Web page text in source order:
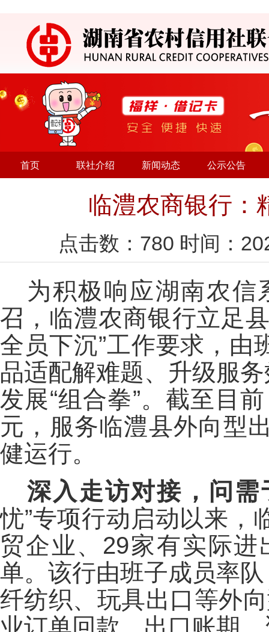
首页 联社介绍 新闻动态 公示公告
临澧农商银行：
点击数： 780 时间：
为积极响应湖南农信
召，临澧农商银行立足
全员下沉”工作要求，由
品适配解难题、升级服
发展“组合拳”。截至目
元，服务临澧县外向型
健运行。
深入走访对接，问
忧”专项行动启动以来，
贸企业、29家有实际
单。该行由班子成员率
纤纺织、玩具出口等外
业订单回款、出口账期